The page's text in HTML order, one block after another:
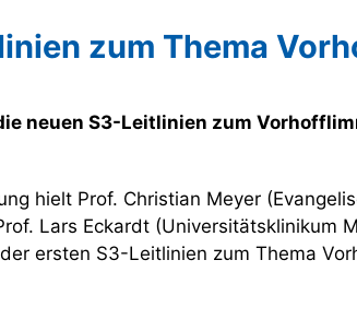
zum Thema
neuen S3-Leitlinien zum
hielt Prof. Christian Meyer
Lars Eckardt (Universitätsklinikum
ersten S3-Leitlinien zum Thema